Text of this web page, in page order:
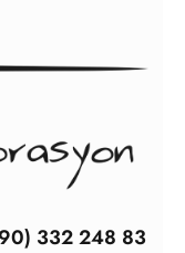
332 248 83